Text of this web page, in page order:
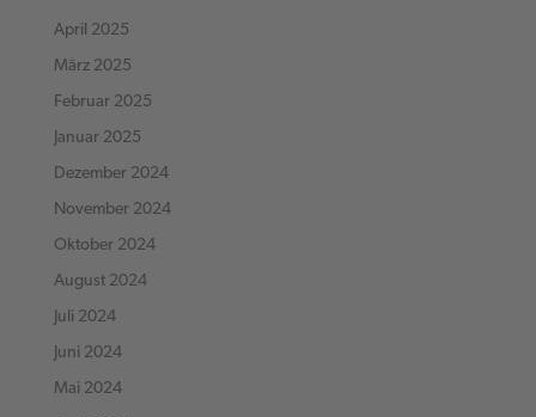
April 2025
März 2025
Februar 2025
Januar 2025
Dezember 2024
November 2024
Oktober 2024
August 2024
Juli 2024
Juni 2024
Mai 2024